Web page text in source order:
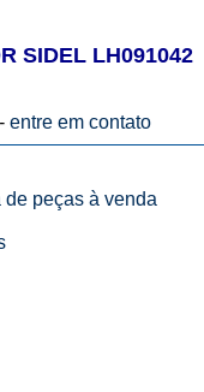
SIDEL LH091042
entre em contato
peças à venda